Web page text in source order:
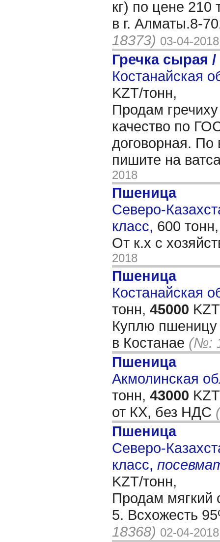
кг) по цене 210
в г. Алматы.8-
18373) 03-04-2018
Гречка сырая /
Костанайская
KZT/тонн,
Продам
качество по
договорная.
пишите на
2018
Пшеница
Северо-
класс, 600
От к.х с
2018
Пшеница
Костанайская
тонн, 45000
Куплю пшеницу
в Костанае (№:
Пшеница
Акмолинская
тонн, 43000
от КХ, без НДС
Пшеница
Северо-
класс,
KZT/тонн,
Продам
5. Всхожесть
18368) 02-04-2018